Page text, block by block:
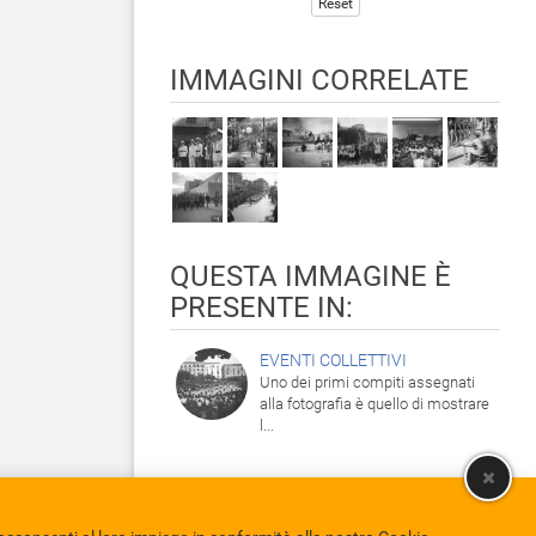
Reset
IMMAGINI CORRELATE
QUESTA IMMAGINE È
PRESENTE IN:
EVENTI COLLETTIVI
Uno dei primi compiti assegnati
alla fotografia è quello di mostrare
l...